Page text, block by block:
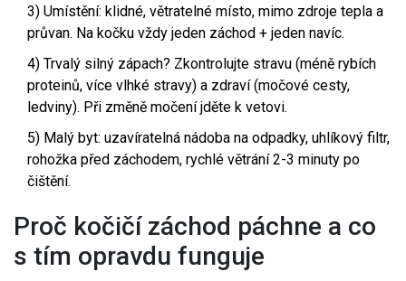
3) Umístění: klidné, větratelné místo, mimo zdroje tepla a
průvan. Na kočku vždy jeden záchod + jeden navíc.
4) Trvalý silný zápach? Zkontrolujte stravu (méně rybích
proteinů, více vlhké stravy) a zdraví (močové cesty,
ledviny). Při změně močení jděte k vetovi.
5) Malý byt: uzavíratelná nádoba na odpadky, uhlíkový filtr,
rohožka před záchodem, rychlé větrání 2-3 minuty po
čištění.
Proč kočičí záchod páchne a co
s tím opravdu funguje